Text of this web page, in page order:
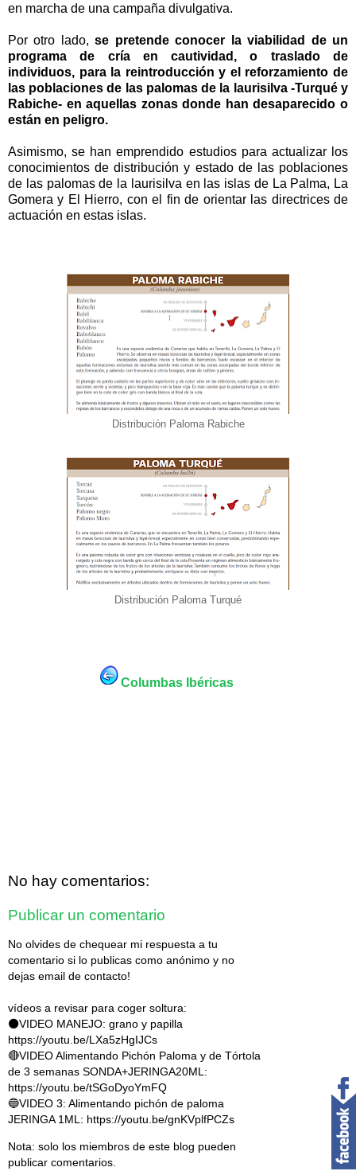
en marcha de una campaña divulgativa.
Por otro lado,se pretende conocer la viabilidad de un
programa de cría en cautividad, o traslado de
individuos, para la reintroducción y el reforzamiento de
las poblaciones de las palomas de la laurisilva -Turqué y
Rabiche- en aquellas zonas donde han desaparecido o
están en peligro.
Asimismo, se han emprendido estudios para actualizar los
conocimientos de distribución y estado de las poblaciones
de las palomas de la laurisilva en las islas de La Palma, La
Gomera y El Hierro, con el fin de orientar las directrices de
actuación en estas islas.
Distribución Paloma Rabiche
Distribución Paloma Turqué
Columbas Ibéricas
No hay comentarios:
Publicar un comentario
No olvides de chequear mi respuesta a tu
comentario si lo publicas como anónimo y no
dejas email de contacto!
vídeos a revisar para coger soltura:
⚫VIDEO MANEJO: grano y papilla
https://youtu.be/LXa5zHgIJCs
🔴VIDEO Alimentando Pichón Paloma y de Tórtola
de 3 semanas SONDA+JERINGA20ML:
https://youtu.be/tSGoDyoYmFQ
🔵VIDEO 3: Alimentando pichón de paloma
JERINGA 1ML: https://youtu.be/gnKVplfPCZs
Nota: solo los miembros de este blog pueden
publicar comentarios.